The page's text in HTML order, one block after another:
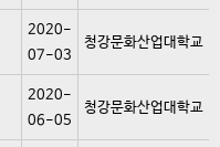
2020-
07-03
청강문화산업대학교
2020-
06-05
청강문화산업대학교